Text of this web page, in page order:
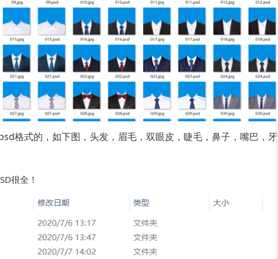
格式的，如下图，头发，眉毛，双眼皮，睫毛，鼻子，嘴巴，牙
很全！